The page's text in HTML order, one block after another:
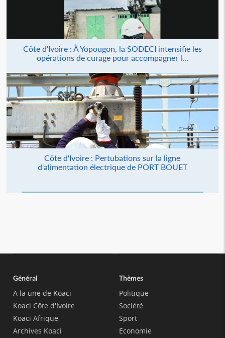
Côte d'Ivoire : À Yopougon, la SODECI intensifie les
opérations de curage pour accompagner l...
Côte d'Ivoire : Pertubations sur la ligne
d'alimentation électrique de PORT BOUET
Général
A la une de Koaci
Koaci Côte d'Ivoire
Koaci Afrique
Archives Koaci
Thèmes
Politique
Société
Sport
Economie